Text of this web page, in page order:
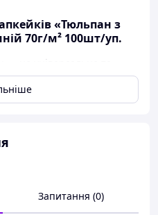
«Тюльпан з
70г/м² 100шт/уп.
це універсальне та
різноманітних
для випічки мафінів,
вашим солодощам
50 штук.
Запитання (0)